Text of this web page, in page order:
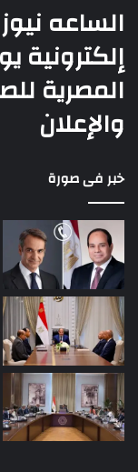
الساعه
إلكترونية
المصرية
والإعلان
خبر فى صورة